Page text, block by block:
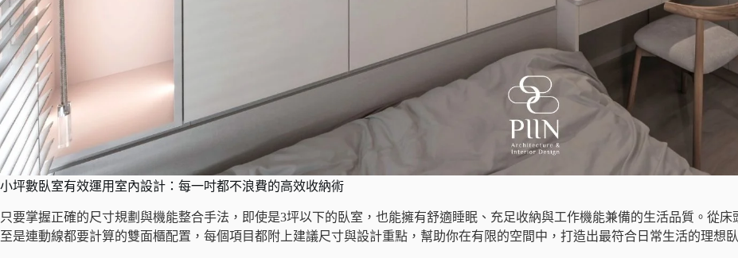
小坪數臥室有效運用室內設計：每一吋都不浪費的高效收納術
只要掌握正確的尺寸規劃與機能整合手法，即使是3坪以下的臥室，也能擁有舒適睡眠、充足收納與工作機能兼備的生活品質。從
至是連動線都要計算的雙面櫃配置，每個項目都附上建議尺寸與設計重點，幫助你在有限的空間中，打造出最符合日常生活的理想臥